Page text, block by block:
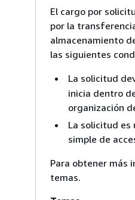
El cargo por
por la
almacenamiento
las siguientes
La solicitud
inicia dentro
organización
La solicitud es
simple de
Para obtener más
temas.